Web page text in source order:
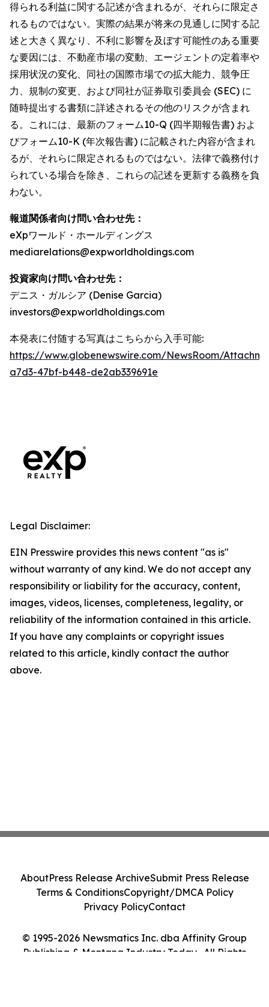
得られる利益に関する記述が含まれるが、それらに限定さ
れるものではない。実際の結果が将来の見通しに関する記
述と大きく異なり、不利に影響を及ぼす可能性のある重要
な要因には、不動産市場の変動、エージェントの定着率や
採用状況の変化、同社の国際市場での拡大能力、競争圧
力、規制の変更、および同社が証券取引委員会 (SEC) に
随時提出する書類に詳述されるその他のリスクが含まれ
る。これには、最新のフォーム10-Q (四半期報告書) およ
びフォーム10-K (年次報告書) に記載された内容が含まれ
るが、それらに限定されるものではない。法律で義務付け
られている場合を除き、これらの記述を更新する義務を負
わない。
報道関係者向け問い合わせ先：
eXpワールド・ホールディングス
mediarelations@expworldholdings.com
投資家向け問い合わせ先：
デニス・ガルシア (Denise Garcia)
investors@expworldholdings.com
本発表に付随する写真はこちらから入手可能:
https://www.globenewswire.com/NewsRoom/
a7d3-47bf-b448-de2ab339691e
Legal Disclaimer:
EIN Presswire provides this news content "as is"
without warranty of any kind. We do not accept any
responsibility or liability for the accuracy, content,
images, videos, licenses, completeness, legality, or
reliability of the information contained in this article.
If you have any complaints or copyright issues
related to this article, kindly contact the author
above.
© 1995-2026 Newsmatics Inc. dba Affinity Group
Publishing & Montana Industry Today . All Rights
AboutPress Release ArchiveSubmit Press Release
Terms & ConditionsCopyright/DMCA Policy
Privacy PolicyContact